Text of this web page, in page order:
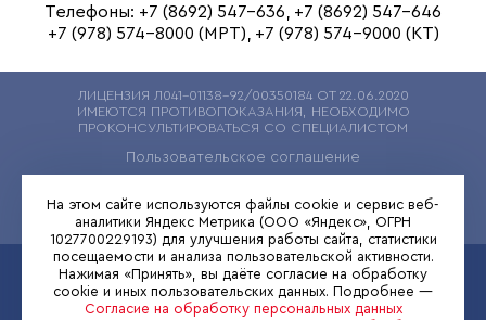
Телефоны: +7 (8692) 547-636, +7 (8692) 547-646
+7 (978) 574-8000 (МРТ), +7 (978) 574-9000 (КТ)
ЛИЦЕНЗИЯ Л041-01138-92/00350184 ОТ 22.06.2020
ИМЕЮТСЯ ПРОТИВОПОКАЗАНИЯ, НЕОБХОДИМО
ПРОКОНСУЛЬТИРОВАТЬСЯ СО СПЕЦИАЛИСТОМ
Пользовательское соглашение
Согласие на обработку персональных данных
Запись на МРТ
+7 (978) 574-8000
Запись на КТ
+7 (978) 574-9000
На этом сайте используются файлы cookie и сервис веб-
аналитики Яндекс Метрика (ООО «Яндекс», ОГРН
1027700229193) для улучшения работы сайта, статистики
посещаемости и анализа пользовательской активности.
Нажимая «Принять», вы даёте согласие на обработку
cookie и иных пользовательских данных. Подробнее —
Согласие на обработку персональных данных